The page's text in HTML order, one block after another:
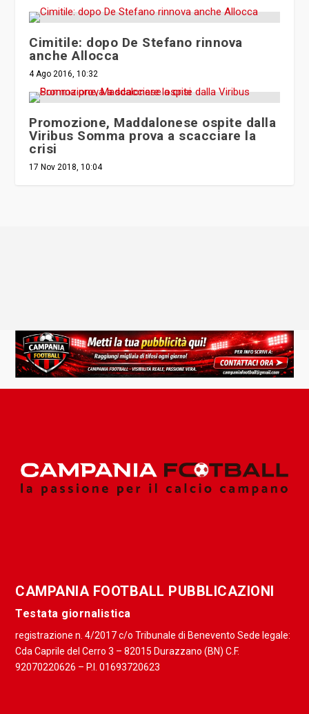
Cimitile: dopo De Stefano rinnova
anche Allocca
4 Ago 2016, 10:32
Promozione, Maddalonese ospite dalla
Viribus Somma prova a scacciare la
crisi
17 Nov 2018, 10:04
CAMPANIA FOOTBALL PUBBLICAZIONI
Testata giornalistica
registrazione n. 4/2017 c/o Tribunale di Benevento Sede legale:
Cda Caprile del Cerro 3 – 82015 Durazzano (BN) C.F.
92070220626 – P.I. 01693720623